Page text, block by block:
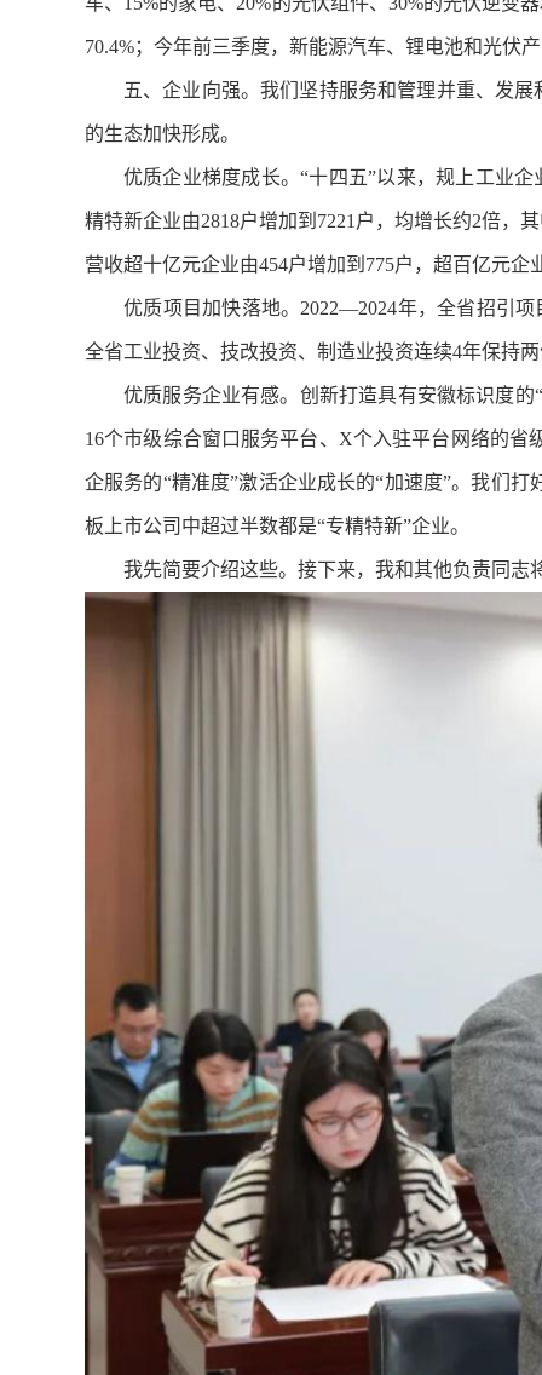
70.4%；今年前三季度，新能源汽车、锂电池和光伏
五、企业向强。我们坚持服务和管理并重、发
的生态加快形成。
优质企业梯度成长。“十四五”以来，规上工业
精特新企业由2818户增加到7221户，均增长约2倍，
营收超十亿元企业由454户增加到775户，超百亿元
优质项目加快落地。2022—2024年，全省招引
全省工业投资、技改投资、制造业投资连续4年保持
优质服务企业有感。创新打造具有安徽标识度
16个市级综合窗口服务平台、X个入驻平台网络的
企服务的“精准度”激活企业成长的“加速度”。我们
板上市公司中超过半数都是“专精特新”企业。
我先简要介绍这些。接下来，我和其他负责同志